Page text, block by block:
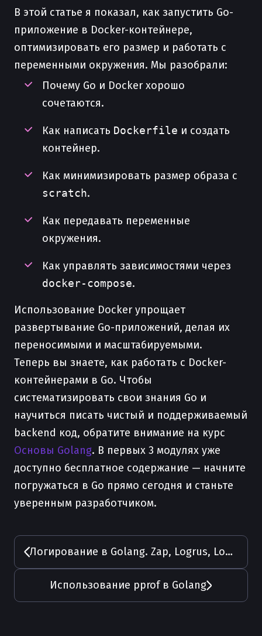
В этой статье я показал, как запустить Go-
приложение в Docker-контейнере,
оптимизировать его размер и работать с
переменными окружения. Мы разобрали:
Почему Go и Docker хорошо
сочетаются.
Как написать Dockerfile и создать
контейнер.
Как минимизировать размер образа с
scratch.
Как передавать переменные
окружения.
Как управлять зависимостями через
docker-compose.
Использование Docker упрощает
развертывание Go-приложений, делая их
переносимыми и масштабируемыми.
Теперь вы знаете, как работать с Docker-
контейнерами в Go. Чтобы
систематизировать свои знания Go и
научиться писать чистый и поддерживаемый
backend код, обратите внимание на курс
Основы Golang. В первых 3 модулях уже
доступно бесплатное содержание — начните
погружаться в Go прямо сегодня и станьте
уверенным разработчиком.
Логирование в Golang. Zap, Logrus, Loki, Grafana
Использование pprof в Golang